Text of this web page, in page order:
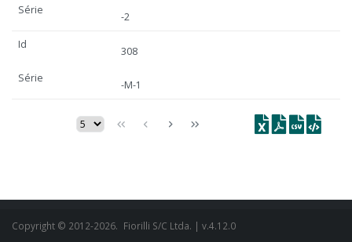
Série
-2
Id
308
Série
-M-1
Copyright © 2012-2026. Fiorilli S/C Ltda. | v.4.12.0